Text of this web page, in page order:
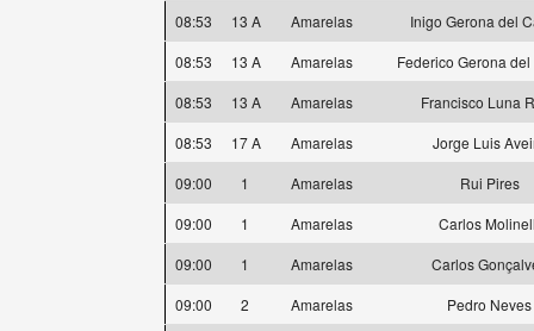
08:53
13 A Amarelas
Inigo Gerona del
08:53
13 A Amarelas
Federico Gerona
08:53
13 A Amarelas
Francisco Luna
08:53
17 A Amarelas
Jorge Luis
09:00
1 Amarelas
Rui Pires
09:00
1 Amarelas
Carlos
09:00
1 Amarelas
Carlos
09:00
2 Amarelas
Pedro Neves